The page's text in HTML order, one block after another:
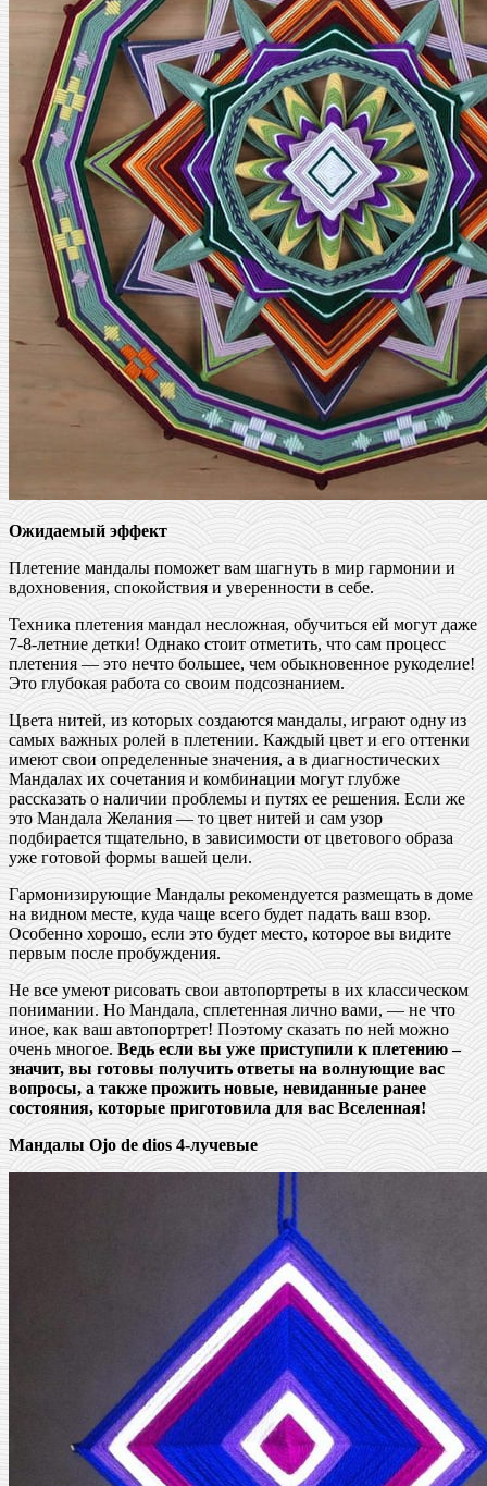
Ожидаемый эффект
Плетение мандалы поможет вам шагнуть в мир гармонии и
вдохновения, спокойствия и уверенности в себе.
Техника плетения мандал несложная, обучиться ей могут даже
7-8-летние детки! Однако стоит отметить, что сам процесс
плетения — это нечто большее, чем обыкновенное рукоделие!
Это глубокая работа со своим подсознанием.
Цвета нитей, из которых создаются мандалы, играют одну из
самых важных ролей в плетении. Каждый цвет и его оттенки
имеют свои определенные значения, а в диагностических
Мандалах их сочетания и комбинации могут глубже
рассказать о наличии проблемы и путях ее решения. Если же
это Мандала Желания — то цвет нитей и сам узор
подбирается тщательно, в зависимости от цветового образа
уже готовой формы вашей цели.
Гармонизирующие Мандалы рекомендуется размещать в доме
на видном месте, куда чаще всего будет падать ваш взор.
Особенно хорошо, если это будет место, которое вы видите
первым после пробуждения.
Не все умеют рисовать свои автопортреты в их классическом
понимании. Но Мандала, сплетенная лично вами, — не что
иное, как ваш автопортрет! Поэтому сказать по ней можно
очень многое. Ведь если вы уже приступили к плетению –
значит, вы готовы получить ответы на волнующие вас
вопросы, а также прожить новые, невиданные ранее
состояния, которые приготовила для вас Вселенная!
Мандалы Ojo de dios 4-лучевые